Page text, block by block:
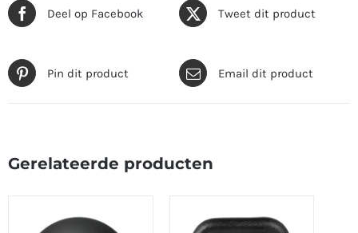
Deel op Facebook Tweet dit product
Pin dit product Email dit product
Gerelateerde producten